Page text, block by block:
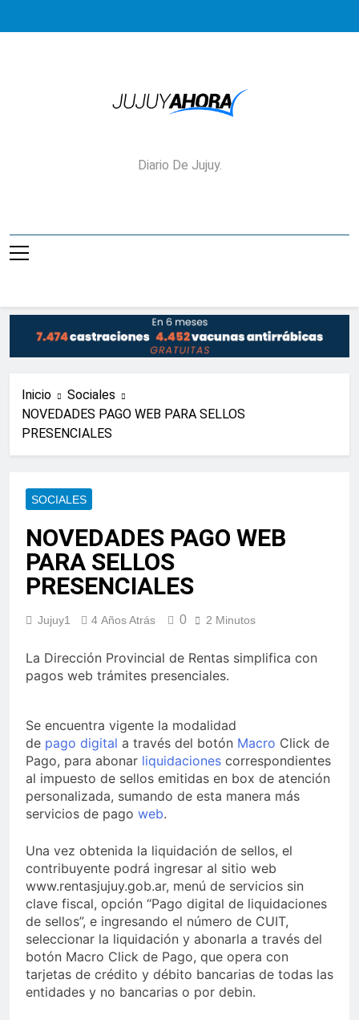
Jujuy Ahora!
Diario De Jujuy.
Inicio
Sociales
NOVEDADES PAGO WEB PARA SELLOS
PRESENCIALES
SOCIALES
NOVEDADES PAGO WEB
PARA SELLOS
PRESENCIALES
Jujuy1 4 Años Atrás 0 2 Minutos
La Dirección Provincial de Rentas simplifica con
pagos web trámites presenciales.
Se encuentra vigente la modalidad
de pago digital a través del botón Macro Click de
Pago, para abonar liquidaciones correspondientes
al impuesto de sellos emitidas en box de atención
personalizada, sumando de esta manera más
servicios de pago web.
Una vez obtenida la liquidación de sellos, el
contribuyente podrá ingresar al sitio web
www.rentasjujuy.gob.ar, menú de servicios sin
clave fiscal, opción “Pago digital de liquidaciones
de sellos”, e ingresando el número de CUIT,
seleccionar la liquidación y abonarla a través del
botón Macro Click de Pago, que opera con
tarjetas de crédito y débito bancarias de todas las
entidades y no bancarias o por debin.